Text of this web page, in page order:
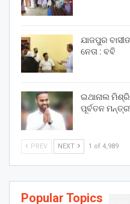
ଯାଜପୁର
ନେତା : ବବି
ଇଥାନାଲ
ପୂର୍ବତନ
PREV NEXT 1 of 4,989
Popular Topics